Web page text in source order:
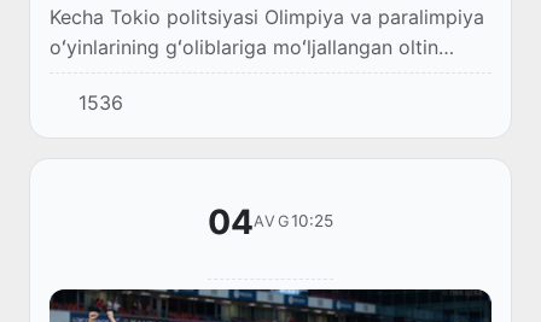
Kecha Tokio politsiyasi Olimpiya va paralimpiya
oʻyinlarining gʻoliblariga moʻljallangan oltin
medallar savdosi bilan shugʻullangan 54
yoshli Kiyoyuki Vada ismli shaxs qoʻlga olind...
1536
04AVG10:25